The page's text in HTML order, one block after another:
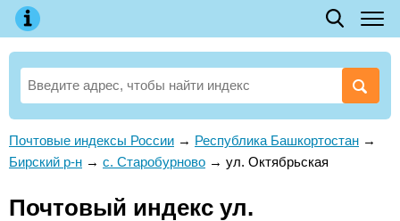
Почтовые индексы России → Республика Башкортостан →
Бирский р-н → с. Старобурново → ул. Октябрьская
Почтовый индекс ул.